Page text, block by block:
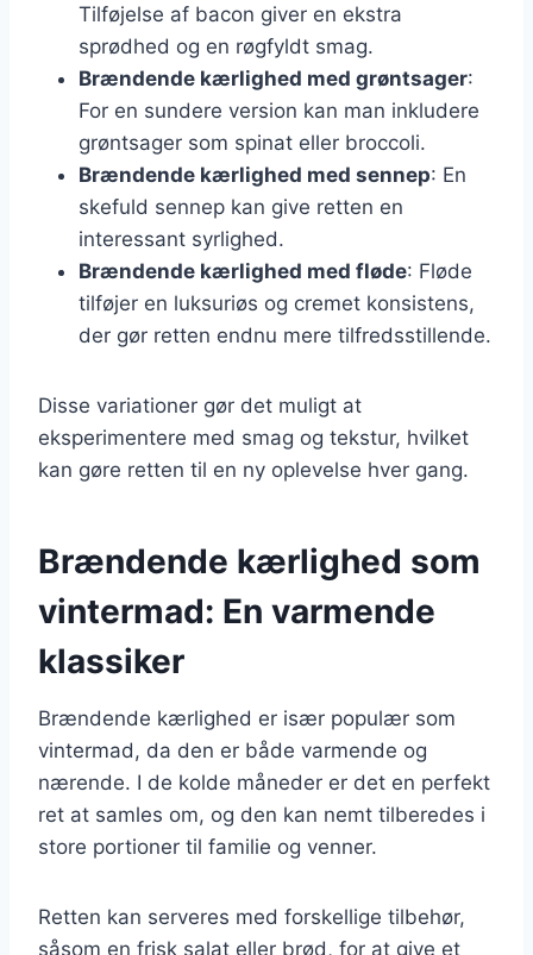
Tilføjelse af bacon giver en ekstra
sprødhed og en røgfyldt smag.
Brændende kærlighed med grøntsager:
For en sundere version kan man inkludere
grøntsager som spinat eller broccoli.
Brændende kærlighed med sennep: En
skefuld sennep kan give retten en
interessant syrlighed.
Brændende kærlighed med fløde: Fløde
tilføjer en luksuriøs og cremet konsistens,
der gør retten endnu mere tilfredsstillende.
Disse variationer gør det muligt at
eksperimentere med smag og tekstur, hvilket
kan gøre retten til en ny oplevelse hver gang.
Brændende kærlighed som
vintermad: En varmende
klassiker
Brændende kærlighed er især populær som
vintermad, da den er både varmende og
nærende. I de kolde måneder er det en perfekt
ret at samles om, og den kan nemt tilberedes i
store portioner til familie og venner.
Retten kan serveres med forskellige tilbehør,
såsom en frisk salat eller brød, for at give et